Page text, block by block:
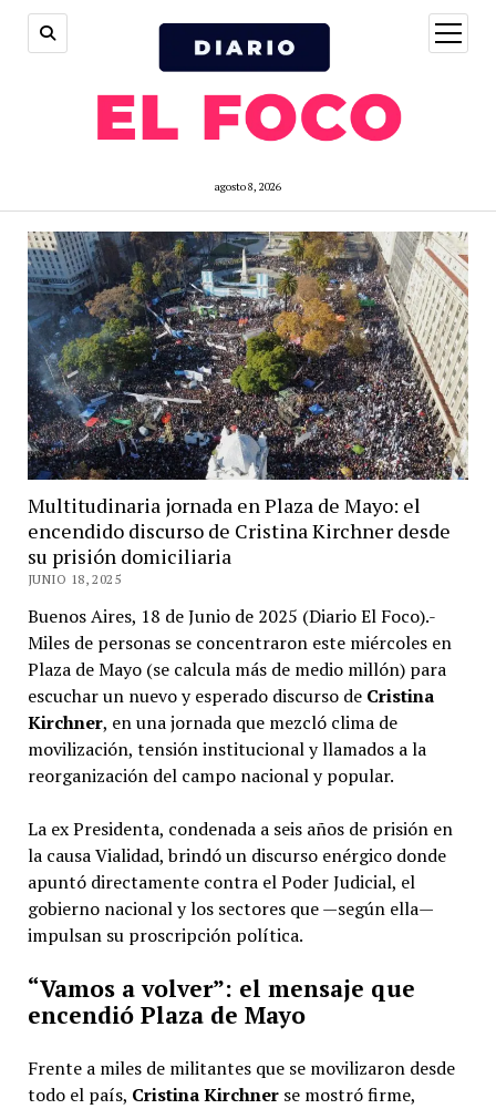
agosto 8, 2026
open
menu
Multitudinaria jornada en Plaza de Mayo: el
encendido discurso de Cristina Kirchner desde
su prisión domiciliaria
JUNIO 18, 2025
Buenos Aires, 18 de Junio de 2025 (Diario El Foco).-
Miles de personas se concentraron este miércoles en
Plaza de Mayo (se calcula más de medio millón) para
escuchar un nuevo y esperado discurso de Cristina
Kirchner, en una jornada que mezcló clima de
movilización, tensión institucional y llamados a la
reorganización del campo nacional y popular.
La ex Presidenta, condenada a seis años de prisión en
la causa Vialidad, brindó un discurso enérgico donde
apuntó directamente contra el Poder Judicial, el
gobierno nacional y los sectores que —según ella—
impulsan su proscripción política.
“Vamos a volver”: el mensaje que
encendió Plaza de Mayo
Frente a miles de militantes que se movilizaron desde
todo el país, Cristina Kirchnerse mostró firme,